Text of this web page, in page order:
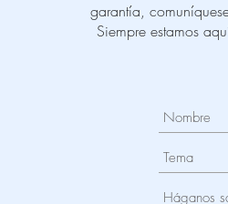
garantía,
Siempre estamos